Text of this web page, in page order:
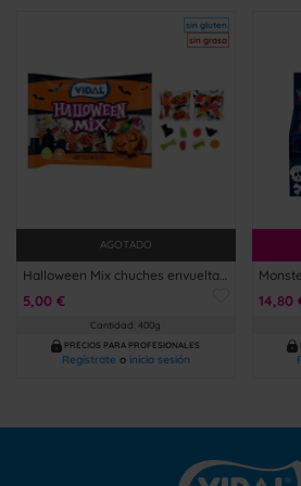
sin gluten
sin grasa
AGOTADO
5,00 €
Cantidad: 400g
PRECIOS PARA PROFESIONALES
Regístrate o inicia sesión
14,80